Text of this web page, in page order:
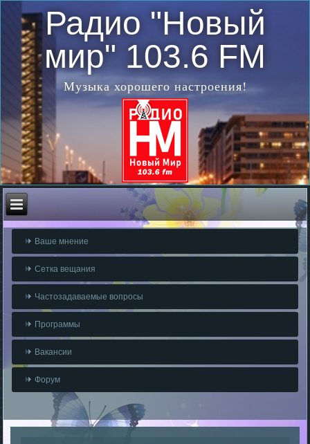
Радио "Новый
мир" 103.6 FM
Музыка хорошего настроения!
Ваше мнение
Сетка вещания
Частозадаваемые вопросы
Программы
Вакансии
Форум